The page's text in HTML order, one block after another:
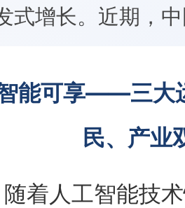
式增长。近期，
能可享——三大
民、产业
人工智能技术